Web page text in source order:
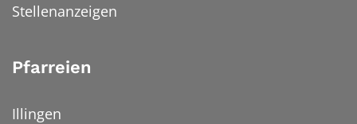
Stellenanzeigen
Pfarreien
Illingen